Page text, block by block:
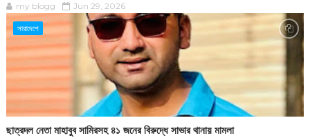
my blogg Jun 29, 2026
সারাদেশে
ছাত্রদল নেতা মাহাবুব সামিরসহ ৪১ জনের বিরুদ্ধে সাভার থানায় মামলা